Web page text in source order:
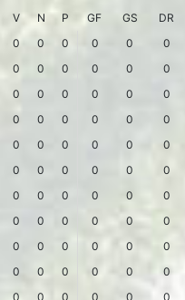
V N P GF GS
DR
0 0 0 0 0
0
0 0 0 0 0
0
0 0 0 0 0
0
0 0 0 0 0
0
0 0 0 0 0
0
0 0 0 0 0
0
0 0 0 0 0
0
0 0 0 0 0
0
0 0 0 0 0
0
0 0 0 0 0
0
0 0 0 0 0 0